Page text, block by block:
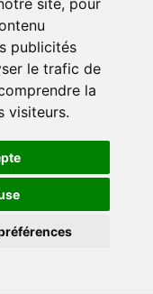
site, pour
publicités
le trafic de
la
visiteurs.
votre e-mail